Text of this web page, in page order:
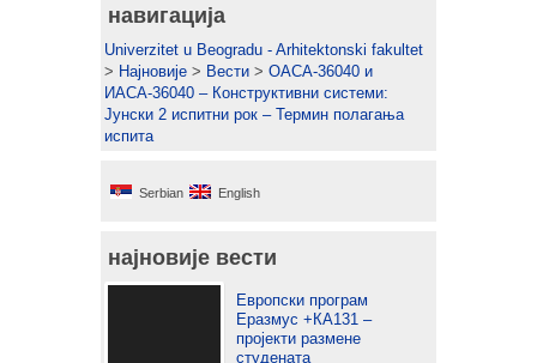
навигација
Univerzitet u Beogradu - Arhitektonski fakultet
> Најновије > Вести > ОАСА-36040 и
ИАСА-36040 – Конструктивни системи:
Јунски 2 испитни рок – Термин полагања
испита
Serbian English
најновије вести
Европски програм
Еразмус +КА131 –
пројекти размене
студената